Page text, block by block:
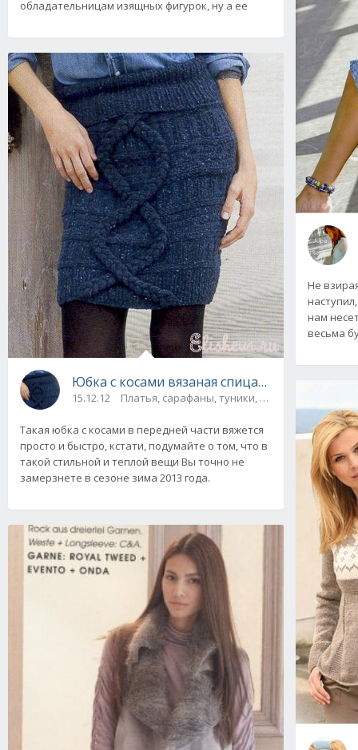
обладательницам изящных фигурок, ну а ее
Юбка с косами вязаная спицами
15.12.12 Платья, сарафаны, туники, юбки
Такая юбка с косами в передней части вяжется
просто и быстро, кстати, подумайте о том, что в
такой стильной и теплой вещи Вы точно не
замерзнете в сезоне зима 2013 года.
Не
нам
весьма